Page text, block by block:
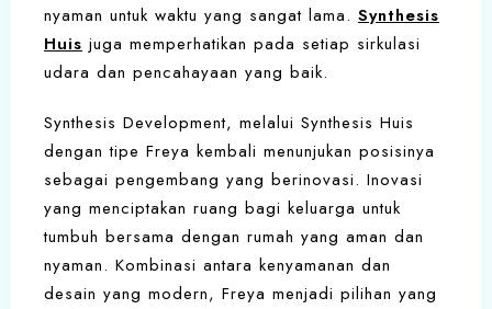
nyaman untuk waktu yang sangat lama. Synthesis
Huis juga memperhatikan pada setiap sirkulasi
udara dan pencahayaan yang baik.
Synthesis Development, melalui Synthesis Huis
dengan tipe Freya kembali menunjukan posisinya
sebagai pengembang yang berinovasi. Inovasi
yang menciptakan ruang bagi keluarga untuk
tumbuh bersama dengan rumah yang aman dan
nyaman. Kombinasi antara kenyamanan dan
desain yang modern, Freya menjadi pilihan yang